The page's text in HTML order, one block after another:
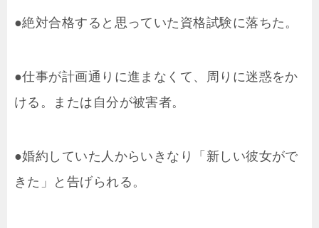
●絶対合格すると思っていた資格試験に落ちた。
●仕事が計画通りに進まなくて、周りに迷惑をか
ける。または自分が被害者。
●婚約していた人からいきなり「新しい彼女がで
きた」と告げられる。